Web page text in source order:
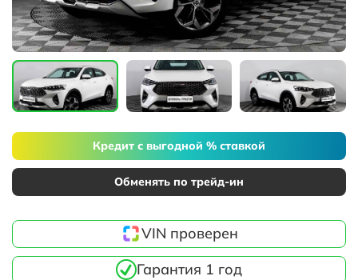
Кредит с выгодной % ставкой
Обменять по трейд-ин
VIN проверен
Гарантия 1 год